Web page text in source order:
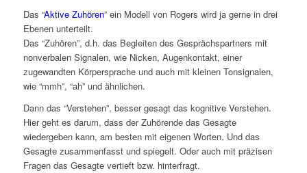
Das “Aktive Zuhören” ein Modell von Rogers wird ja gerne in drei
Ebenen unterteilt.
Das “Zuhören”, d.h. das Begleiten des Gesprächspartners mit
nonverbalen Signalen, wie Nicken, Augenkontakt, einer
zugewandten Körpersprache und auch mit kleinen Tonsignalen,
wie “mmh”, “ah” und ähnlichen.
Dann das “Verstehen”, besser gesagt das kognitive Verstehen.
Hier geht es darum, dass der Zuhörende das Gesagte
wiedergeben kann, am besten mit eigenen Worten. Und das
Gesagte zusammenfasst und spiegelt. Oder auch mit präzisen
Fragen das Gesagte vertieft bzw. hinterfragt.